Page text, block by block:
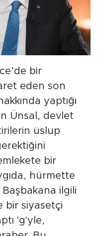
bir
eden son
yaptığı
Ünsal, devlet
üslup
bir
hürmette
Başbakana ilgili
bir siyasetçi
'g'yle,